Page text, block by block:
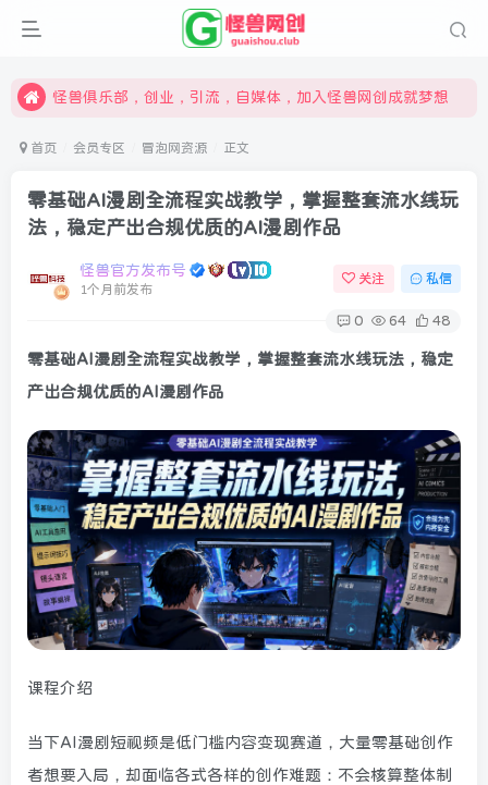
限时开通会员更享折扣，超高返佣
怪兽俱乐部，创业，引流，自媒体，加入怪兽网创成就梦想
首页 会员专区 冒泡网资源 正文
零基础AI漫剧全流程实战教学，掌握整套流水线玩
法，稳定产出合规优质的AI漫剧作品
怪兽官方发布号
1个月前发布
关注 私信
0 64 48
零基础AI漫剧全流程实战教学，掌握整套流水线玩法，稳定
产出合规优质的AI漫剧作品
课程介绍
当下AI漫剧短视频是低门槛内容变现赛道，大量零基础创作
者想要入局，却面临各式各样的创作难题：不会核算整体制